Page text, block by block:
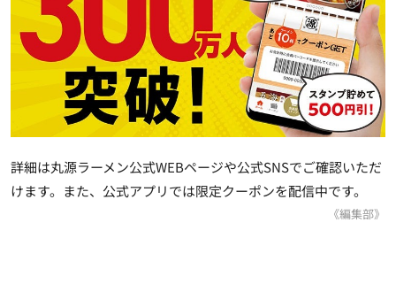
詳細は丸源ラーメン公式WEBページや公式SNSでご確認いただ
けます。また、公式アプリでは限定クーポンを配信中です。
《編集部》